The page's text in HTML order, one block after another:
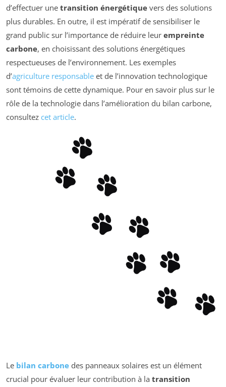
d’effectuer une transition énergétique vers des solutions
plus durables. En outre, il est impératif de sensibiliser le
grand public sur l’importance de réduire leur empreinte
carbone, en choisissant des solutions énergétiques
respectueuses de l’environnement. Les exemples
d’agriculture responsable et de l’innovation technologique
sont témoins de cette dynamique. Pour en savoir plus sur le
rôle de la technologie dans l’amélioration du bilan carbone,
consultez cet article.
Le bilan carbone des panneaux solaires est un élément
crucial pour évaluer leur contribution à la transition